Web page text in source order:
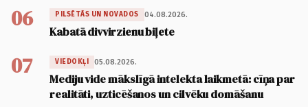
06 PILSĒTĀS UN NOVADOS 04.08.2026.
Kabatā divvirzienu biļete
07 VIEDOKĻI 05.08.2026.
Mediju vide mākslīgā intelekta laikmetā: cīņa par
realitāti, uzticēšanos un cilvēku domāšanu